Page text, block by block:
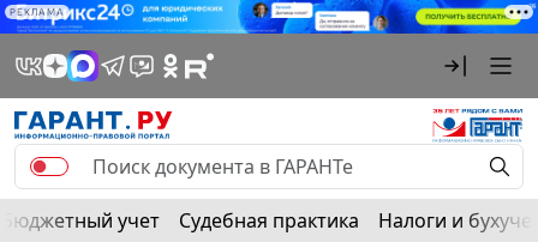
РЕКЛАМА
Бюджетный учет Судебная практика Налоги и